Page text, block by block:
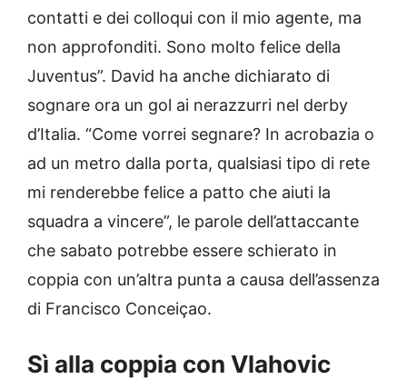
contatti e dei colloqui con il mio agente, ma
non approfonditi. Sono molto felice della
Juventus”. David ha anche dichiarato di
sognare ora un gol ai nerazzurri nel derby
d’Italia. “Come vorrei segnare? In acrobazia o
ad un metro dalla porta, qualsiasi tipo di rete
mi renderebbe felice a patto che aiuti la
squadra a vincere”, le parole dell’attaccante
che sabato potrebbe essere schierato in
coppia con un’altra punta a causa dell’assenza
di Francisco Conceiçao.
Sì alla coppia con Vlahovic